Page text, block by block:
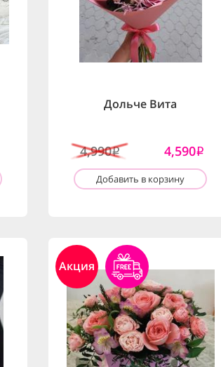
Дольче Вита
4,990i 4,590i
Добавить в корзину
Акция